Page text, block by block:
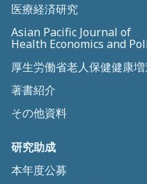
医療経済研究
Asian Pacific Journal of
Health Economics and
厚生労働省老人保健健康
著書紹介
その他資料
研究助成
本年度公募